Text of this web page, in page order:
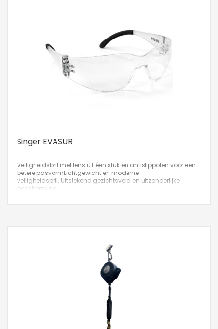
Singer EVASUR
Veiligheidsbril met lens uit één stuk en antislippoten voor een
betere pasvormLichtgewicht en moderne
veiligheidsbril. Uitstekend gezichtsveld en uitzonderlijke
bescherming.